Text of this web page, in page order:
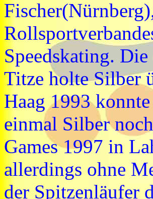
Speedskating.
Titze holte Silber
Haag 1993
einmal Silber
Games 1997 in
allerdings ohne
der Spitzenläufer